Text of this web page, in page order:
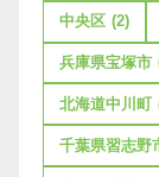
中央区 (2)
兵庫県宝塚市
北海道中川町
千葉県習志野